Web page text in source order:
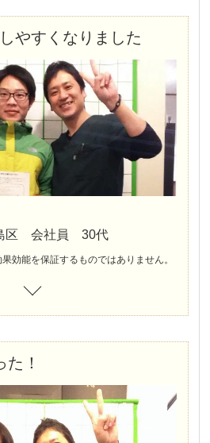
やすくなりました
区 会社員 30代
効能を保証するものではありません。
！